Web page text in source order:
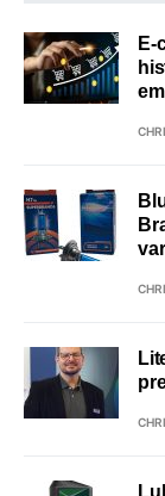
E-